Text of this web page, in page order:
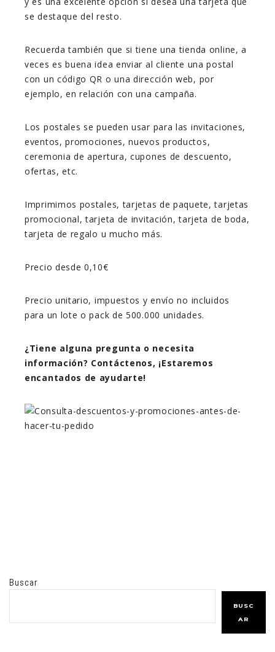
se destaque del resto.
Recuerda también que si tiene una tienda online, a
veces es buena idea enviar al cliente una postal
con un código QR o una dirección web, por
ejemplo, en relación con una campaña.
Los postales se pueden usar para las invitaciones,
eventos, promociones, nuevos productos,
ceremonia de apertura, cupones de descuento,
ofertas, etc.
Imprimimos postales, tarjetas de paquete, tarjetas
promocional, tarjeta de invitación, tarjeta de boda,
tarjeta de regalo u mucho más.
Precio desde 0,10€
Precio unitario, impuestos y envío no incluidos
para un lote o pack de 500.000 unidades.
¿Tiene alguna pregunta o necesita
información? Contáctenos, ¡Estaremos
encantados de ayudarte!
Buscar
BUSC
AR